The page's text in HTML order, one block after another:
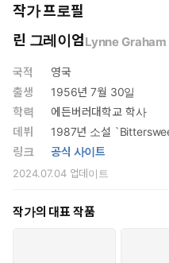
는 온몸의 세포가 원기 왕성하
구치는 기분이 너무나 강렬해
해지고 하체의 은밀한 곳이 축
이런 느낌은 완전히 생소하면
세바스티아노는 에이미를 들
실제로는 거의 그의 무릎에 앉
스러울 정도로 발기해 버려서
있었다. 게다가 그녀의 반응이
필사적으로 억누르고 있었다.
그녀에게는 금단의 열매 같은
경우에만 효과를 발휘할 것이
작가 프로필
린 그레이엄Lynne Graham
국적
영국
출생
1956년 7월 30일
학력
에든버러대학교 학사
데뷔
1987년 소설
링크
공식 사이트
2024.07.04업데이트
작가의 대표 작품